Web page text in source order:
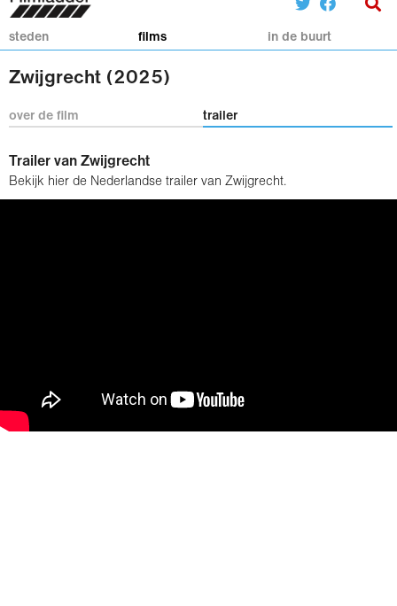
steden films in de buurt
Zwijgrecht (2025)
over de film trailer
Trailer van Zwijgrecht
Bekijk hier de Nederlandse trailer van Zwijgrecht.